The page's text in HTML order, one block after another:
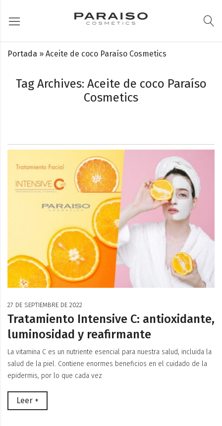
Tag Archives: Aceite de coco Paraíso
Cosmetics
Portada » Aceite de coco Paraíso Cosmetics
27 DE SEPTIEMBRE DE 2022
Tratamiento Intensive C: antioxidante,
luminosidad y reafirmante
La vitamina C es un nutriente esencial para nuestra salud, incluida la
salud de la piel. Contiene enormes beneficios en el cuidado de la
epidermis, por lo que cada vez
Leer +